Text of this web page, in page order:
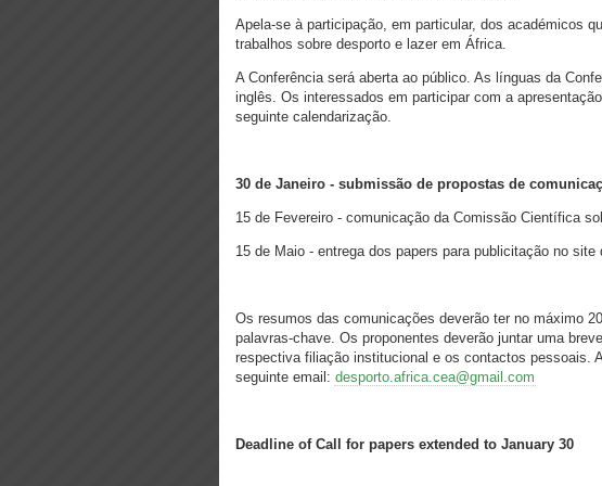
Apela-se à participação, em particular, dos académicos
trabalhos sobre desporto e lazer em África.
A Conferência será aberta ao público. As línguas da
inglês. Os interessados em participar com a
seguinte calendarização.
30 de Janeiro - submissão de propostas de
15 de Fevereiro - comunicação da Comissão Científica
15 de Maio - entrega dos papers para publicitação no site
Os resumos das comunicações deverão ter no máximo
palavras-chave. Os proponentes deverão juntar uma
respectiva filiação institucional e os contactos pessoais.
seguinte email: desporto.africa.cea@gmail.com
Deadline of Call for papers extended to January 30